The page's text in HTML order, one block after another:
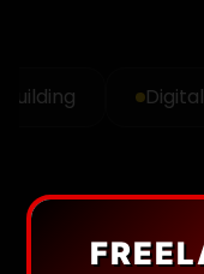
Digital PR